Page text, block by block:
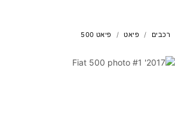
רכבים פיאט פיאט 500